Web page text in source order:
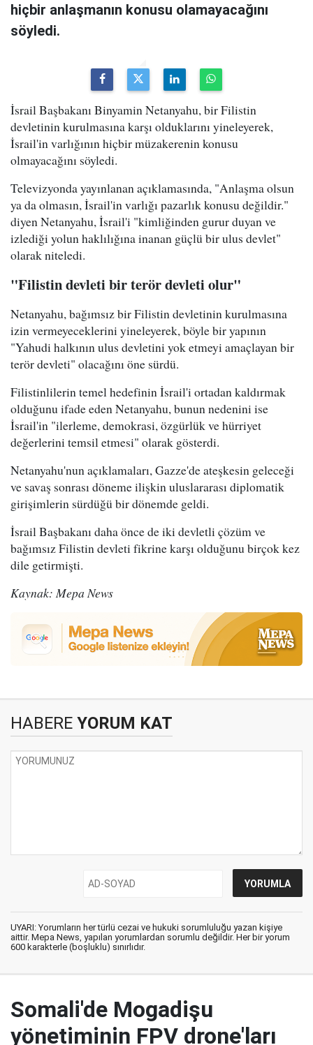
hiçbir anlaşmanın konusu olamayacağını
söyledi.
İsrail Başbakanı Binyamin Netanyahu, bir Filistin
devletinin kurulmasına karşı olduklarını yineleyerek,
İsrail'in varlığının hiçbir müzakerenin konusu
olmayacağını söyledi.
Televizyonda yayınlanan açıklamasında, "Anlaşma olsun
ya da olmasın, İsrail'in varlığı pazarlık konusu değildir."
diyen Netanyahu, İsrail'i "kimliğinden gurur duyan ve
izlediği yolun haklılığına inanan güçlü bir ulus devlet"
olarak niteledi.
"Filistin devleti bir terör devleti olur"
Netanyahu, bağımsız bir Filistin devletinin kurulmasına
izin vermeyeceklerini yineleyerek, böyle bir yapının
"Yahudi halkının ulus devletini yok etmeyi amaçlayan bir
terör devleti" olacağını öne sürdü.
Filistinlilerin temel hedefinin İsrail'i ortadan kaldırmak
olduğunu ifade eden Netanyahu, bunun nedenini ise
İsrail'in "ilerleme, demokrasi, özgürlük ve hürriyet
değerlerini temsil etmesi" olarak gösterdi.
Netanyahu'nun açıklamaları, Gazze'de ateşkesin geleceği
ve savaş sonrası döneme ilişkin uluslararası diplomatik
girişimlerin sürdüğü bir dönemde geldi.
İsrail Başbakanı daha önce de iki devletli çözüm ve
bağımsız Filistin devleti fikrine karşı olduğunu birçok kez
dile getirmişti.
Kaynak: Mepa News
HABERE YORUM KAT
UYARI: Yorumların her türlü cezai ve hukuki sorumluluğu yazan kişiye
aittir. Mepa News, yapılan yorumlardan sorumlu değildir. Her bir yorum
600 karakterle (boşluklu) sınırlıdır.
Somali'de Mogadişu
yönetiminin FPV drone'ları